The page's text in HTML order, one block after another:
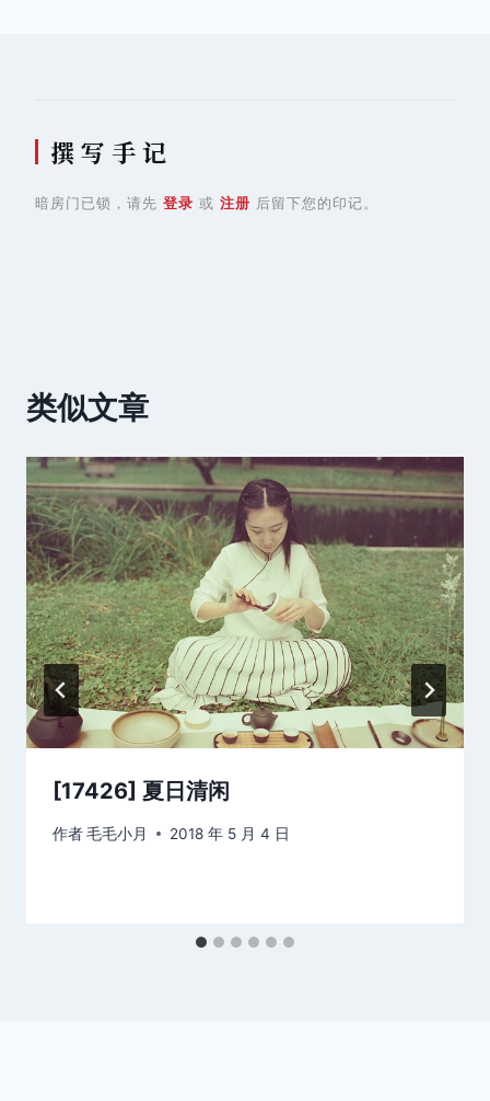
撰 写 手 记
暗房门已锁，请先 登录 或 注册 后留下您的印记。
类似文章
[17426] 夏日清闲
作者毛毛小月 2018 年 5 月 4 日